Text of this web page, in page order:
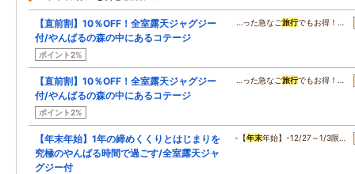
【直前割】10％OFF！全室露天ジャグジー
付/やんばるの森の中にあるコテージ
ポイント2%
…った急なご旅行でもお得！…
【直前割】10％OFF！全室露天ジャグジー
付/やんばるの森の中にあるコテージ
ポイント2%
…った急なご旅行でもお得！…
【年末年始】1年の締めくくりとはじまりを
究極のやんばる時間で過ごす/全室露天ジャ
グジー付
-【年末年始】-12/27～1/3限…